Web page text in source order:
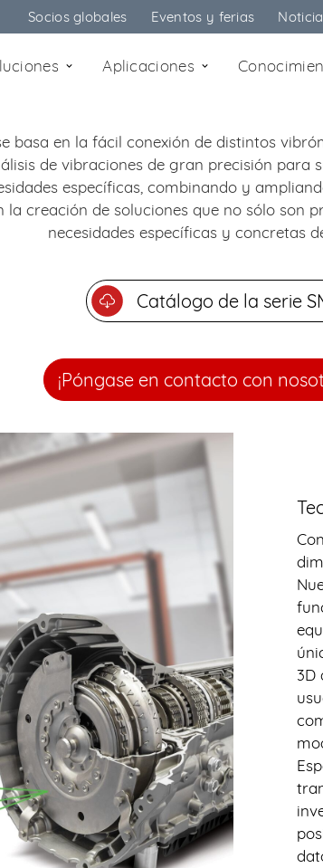
Socios globales Eventos y ferias
Aplicaciones
basa en la fácil conexión de distintos
de vibraciones de gran precisión para
específicas, combinando y
creación de soluciones que no sólo son
necesidades específicas y concretas
Catálogo de la serie
¡Póngase en contacto con
3D